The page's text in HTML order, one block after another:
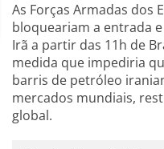
As Forças Armadas dos
bloqueariam a entrada
Irã a partir das 11h de
medida que impediria
barris de petróleo
mercados mundiais,
global.